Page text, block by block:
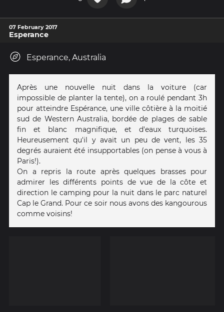
07 February 2017
Esperance
Esperance, Australia
Après une nouvelle nuit dans la voiture (car
impossible de planter la tente), on a roulé pendant 3h
pour atteindre Espérance, une ville côtière à la moitié
sud de Western Australia, bordée de plages de sable
fin et blanc magnifique, et d'eaux turquoises.
Heureusement qu'il y avait un peu de vent, les 35
degrés auraient été insupportables (on pense à vous à
Paris!).
On a repris la route après quelques brasses pour
admirer les différents points de vue de la côte et
direction le camping pour la nuit dans le parc naturel
Cap le Grand. Pour ce soir nous avons des kangourous
comme voisins!